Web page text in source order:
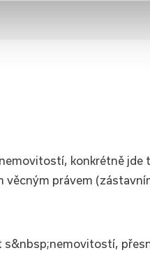
konkrétně jde
právem
s&nbsp;nemovitostí,